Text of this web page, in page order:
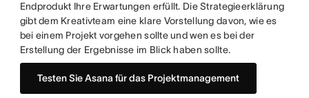
Endprodukt Ihre Erwartungen erfüllt. Die Strategieerklärung
gibt dem Kreativteam eine klare Vorstellung davon, wie es
bei einem Projekt vorgehen sollte und wen es bei der
Erstellung der Ergebnisse im Blick haben sollte.
Testen Sie Asana für das Projektmanagement